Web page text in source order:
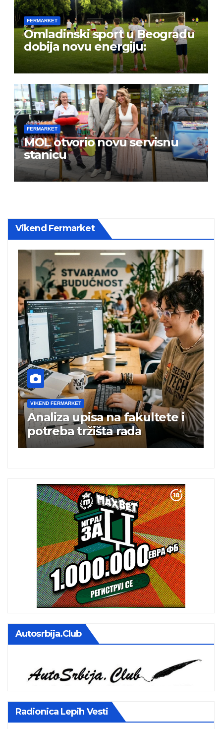
FERMARKET
Omladinski sport u Beogradu
dobija novu energiju:
FERMARKET
MOL otvorio novu servisnu
stanicu
Vikend Fermarket
VIKEND FERMARKET
Charli xcx postala prva
britanska pevačica sa dva
albuma na prvom mestu u
Autosrbija.club
Radionica Lepih Vesti